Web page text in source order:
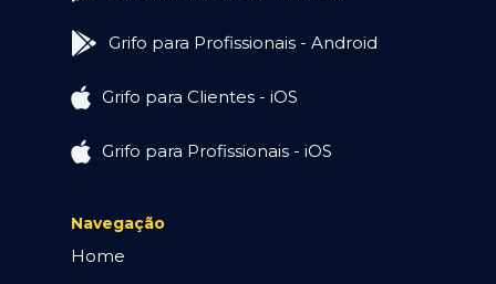
Grifo para Profissionais - Android
Grifo para Clientes - iOS
Grifo para Profissionais - iOS
Navegação
Home